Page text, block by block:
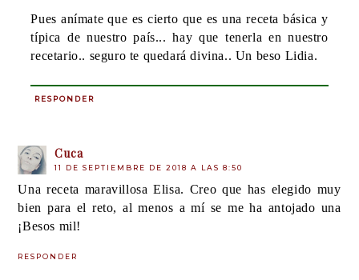
Pues anímate que es cierto que es una receta básica y
típica de nuestro país... hay que tenerla en nuestro
recetario.. seguro te quedará divina.. Un beso Lidia.
RESPONDER
Cuca
11 DE SEPTIEMBRE DE 2018 A LAS 8:50
Una receta maravillosa Elisa. Creo que has elegido muy
bien para el reto, al menos a mí se me ha antojado una
¡Besos mil!
RESPONDER